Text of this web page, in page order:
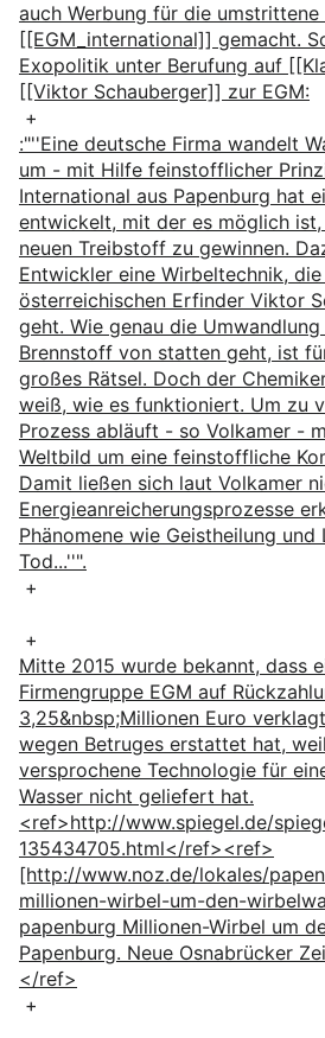
auch Werbung für die umstrittene
[[EGM_international]] gemacht.
Exopolitik unter Berufung auf
[[Viktor Schauberger]] zur EGM:
+
:"''Eine deutsche Firma wandelt
um - mit Hilfe feinstofflicher
International aus Papenburg hat
entwickelt, mit der es möglich ist,
neuen Treibstoff zu gewinnen.
Entwickler eine Wirbeltechnik,
österreichischen Erfinder Viktor
geht. Wie genau die
Brennstoff von statten geht, ist
großes Rätsel. Doch der
weiß, wie es funktioniert. Um zu
Prozess abläuft - so Volkamer -
Weltbild um eine feinstoffliche
Damit ließen sich laut Volkamer
Energieanreicherungsprozesse
Phänomene wie Geistheilung und
Tod...''".
+
+
Mitte 2015 wurde bekannt, dass
Firmengruppe EGM auf
3,25&nbsp;Millionen Euro
wegen Betruges erstattet hat,
versprochene Technologie für
Wasser nicht geliefert hat.
<ref>http://www.spiegel.de/
135434705.html</ref><ref>
[http://www.noz.de/lokales/
millionen-wirbel-um-den-
papenburg Millionen-Wirbel um
Papenburg. Neue Osnabrücker
</ref>
+